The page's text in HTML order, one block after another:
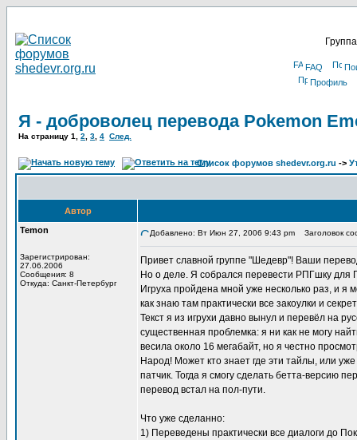
FAQ
Профиль
Я - доброволец перевода Pokemon
На страницу 1 2 3 4 След.
Список форумов shedevr.org.ru ->
Автор
Temon
Зарегистрирован:
27.06.2006
Сообщения: 8
Откуда: Санкт-Петербург
Добавлено: Вт Июн 27, 2006 9:43 pm Заголовок
Привет славной группе "Шедевр"! Ваши
Но о деле. Я собрался перевести РПГшку для
Игруха пройдена мной уже несколько раз, и я
как знаю там практически все закоулки и
Текст я из игрухи давно вынул и перевёл на
существенная проблемка: я ни как не могу
весила около 16 мегабайт, но я честно
Народ! Может кто знает где эти тайлы, или
патчик. Тогда я смогу сделать бетта-версию
перевод встал на пол-пути.
Что уже сделанно:
1) Переведены практически все диалоги до